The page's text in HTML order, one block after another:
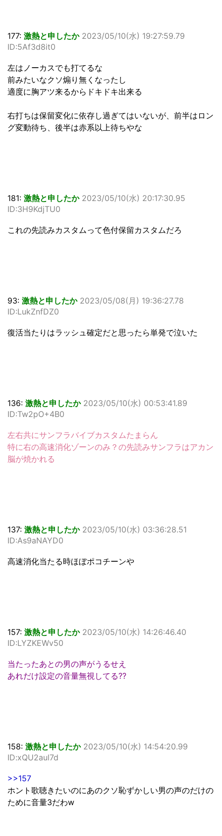
177: 激熱と申したか 2023/05/10(水) 19:27:59.79
ID:5Af3d8it0
左はノーカスでも打てるな
前みたいなクソ煽り無くなったし
適度に胸アツ来るからドキドキ出来る
右打ちは保留変化に依存し過ぎてはいないが、前半はロン
グ変動待ち、後半は赤系以上待ちやな
181: 激熱と申したか 2023/05/10(水) 20:17:30.95
ID:3H9KdjTU0
これの先読みカスタムって色付保留カスタムだろ
93: 激熱と申したか 2023/05/08(月) 19:36:27.78
ID:LukZnfDZ0
復活当たりはラッシュ確定だと思ったら単発で泣いた
136: 激熱と申したか 2023/05/10(水) 00:53:41.89
ID:Tw2pO+4B0
左右共にサンフラバイブカスタムたまらん
特に右の高速消化ゾーンのみ？の先読みサンフラはアカン
脳が焼かれる
137: 激熱と申したか 2023/05/10(水) 03:36:28.51
ID:As9aNAYD0
高速消化当たる時ほぼポコチーンや
157: 激熱と申したか 2023/05/10(水) 14:26:46.40
ID:LYZKEWv50
当たったあとの男の声がうるせえ
あれだけ設定の音量無視してる??
158: 激熱と申したか 2023/05/10(水) 14:54:20.99
ID:xQU2aul7d
>>157
ホント歌聴きたいのにあのクソ恥ずかしい男の声のだけの
ために音量3だわw